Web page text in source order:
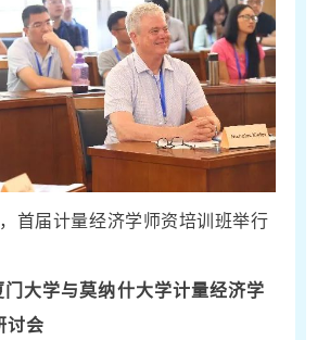
首届计量经济学师资培训班举行
门大学与莫纳什大学计量经济学
讨会